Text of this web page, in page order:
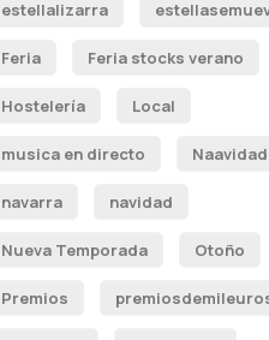
estellalizarra
Feria Feria stocks verano
Hostelería Local
musica en directo Naavidad
navarra navidad
Nueva Temporada Otoño
Premios